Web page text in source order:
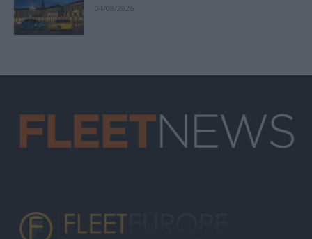
04/08/2026